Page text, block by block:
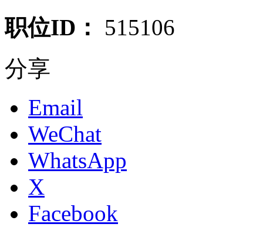
职位ID： 515106
分享
Email
WeChat
WhatsApp
X
Facebook